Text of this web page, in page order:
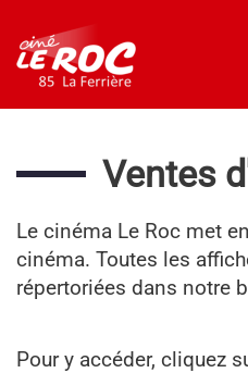
Accéder au contenu
Ventes
Le cinéma Le Roc met
cinéma. Toutes les
répertoriées dans notre
Pour y accéder, cliquez